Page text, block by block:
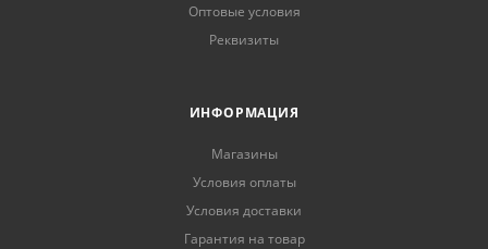
Оптовые условия
Реквизиты
ИНФОРМАЦИЯ
Магазины
Условия оплаты
Условия доставки
Гарантия на товар